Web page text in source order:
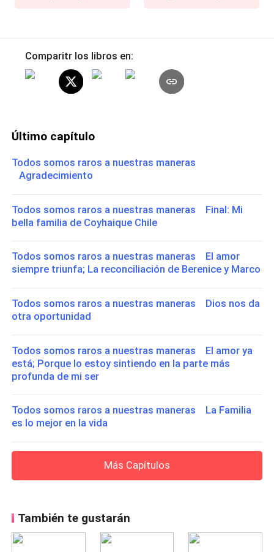
Comparitr los libros en:
Último capítulo
Todos somos raros a nuestras maneras
Agradecimiento
Todos somos raros a nuestras maneras Final: Mi
bella familia de Coyhaique Chile
Todos somos raros a nuestras maneras El amor
siempre triunfa; La reconciliación de Berenice y Marco
Todos somos raros a nuestras maneras Dios nos da
otra oportunidad
Todos somos raros a nuestras maneras El amor ya
está; Porque lo estoy sintiendo en la parte más
profunda de mi ser
Todos somos raros a nuestras maneras La Familia
es lo mejor en la vida
Más Capítulos
También te gustarán